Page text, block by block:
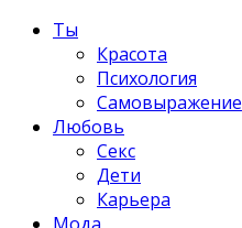
Ты
Красота
Психология
Самовыражение
Любовь
Секс
Дети
Карьера